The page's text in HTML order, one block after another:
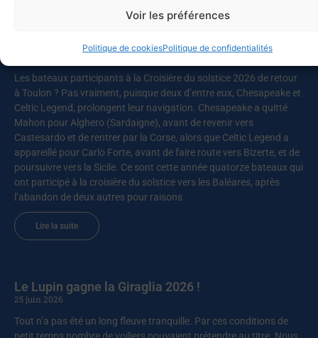
Voir les préférences
Politique de cookiesPolitique de confidentialités
MED-SOL-26 – Retour au port
Les bateaux participants à la Croisière du solstice 2026 de retour
à Toulon ? Pas vraiment, puisque deux d’entre eux, Chesapeake et
Celtic Legend, prolongent leur navigation. Chesapeake a quitté
Mahon pour Alghero (Sardaigne), avant de revenir vers
Castesardo et de rentrer par la Corse, alors que Celtic Legend a
appareillé pour Carlo Forte, avant de faire route vers Bizerte, et de
poursuivre vers la Sicile. Ce sont cette année quatorze bateaux qui
ont participé à la croisière du solstice vers les Baléares, après
l’abandon de deux autres pour raisons
Lire la suite
Le Lupin gagne la Giraglia 2026 !
25 juin 2026
Tout n’a pas été un long fleuve tranquille. Par ces conditions de